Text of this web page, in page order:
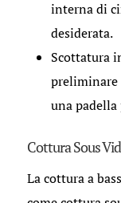
interna di
desiderata.
Scottatura
preliminare
una
Cottura Sous
La cottura a